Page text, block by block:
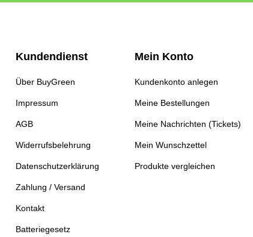
Kundendienst
Über BuyGreen
Impressum
AGB
Widerrufsbelehrung
Datenschutzerklärung
Zahlung / Versand
Kontakt
Batteriegesetz
Mein Konto
Kundenkonto anlegen
Meine Bestellungen
Meine Nachrichten (Tickets)
Mein Wunschzettel
Produkte vergleichen